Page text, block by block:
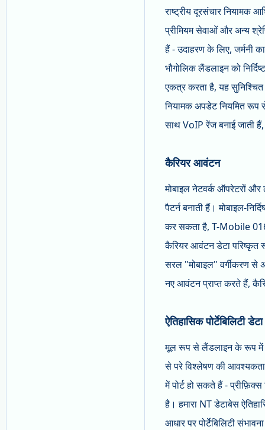
राष्ट्रीय दूरसंचार नियामक
प्रीमियम सेवाओं और अन्य
हैं - उदाहरण के लिए, जर्मनी
भौगोलिक लैंडलाइन को
एकत्र करता है, यह सुनिश्चित
नियामक अपडेट नियमित रूप
साथ VoIP रेंज बनाई जाती
कैरियर आवंटन
मोबाइल नेटवर्क ऑपरेटरों और
पैटर्न बनाती हैं। मोबाइल-
कर सकता है, T-Mobile
कैरियर आवंटन डेटा परिष्कृत
सरल "मोबाइल" वर्गीकरण
नए आवंटन प्राप्त करते हैं,
ऐतिहासिक पोर्टेबिलिटी डेटा
मूल रूप से लैंडलाइन के रूप में
से परे विश्लेषण की आवश्यकता
में पोर्ट हो सकते हैं -
है। हमारा NT डेटाबेस
आधार पर पोर्टेबिलिटी